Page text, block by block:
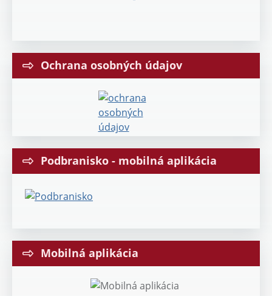
Ochrana osobných údajov
Podbranisko - mobilná aplikácia
Mobilná aplikácia